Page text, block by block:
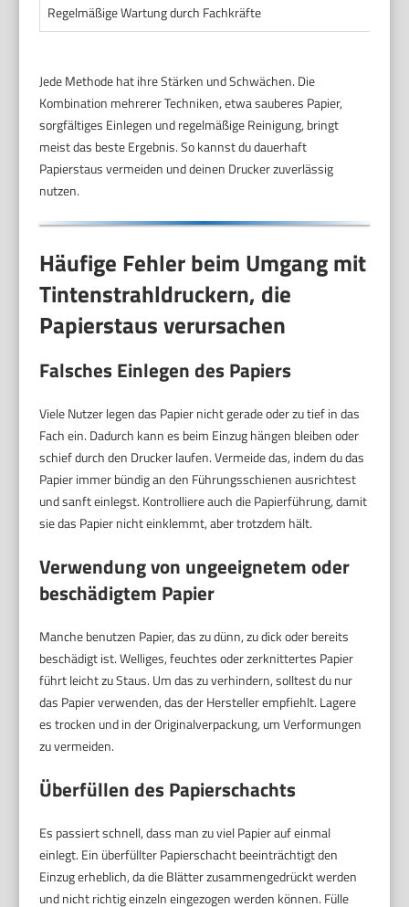
Regelmäßige Wartung durch Fachkräfte
Jede Methode hat ihre Stärken und Schwächen. Die
Kombination mehrerer Techniken, etwa sauberes Papier,
sorgfältiges Einlegen und regelmäßige Reinigung, bringt
meist das beste Ergebnis. So kannst du dauerhaft
Papierstaus vermeiden und deinen Drucker zuverlässig
nutzen.
Häufige Fehler beim Umgang mit
Tintenstrahldruckern, die
Papierstaus verursachen
Falsches Einlegen des Papiers
Viele Nutzer legen das Papier nicht gerade oder zu tief in das
Fach ein. Dadurch kann es beim Einzug hängen bleiben oder
schief durch den Drucker laufen. Vermeide das, indem du das
Papier immer bündig an den Führungsschienen ausrichtest
und sanft einlegst. Kontrolliere auch die Papierführung, damit
sie das Papier nicht einklemmt, aber trotzdem hält.
Verwendung von ungeeignetem oder
beschädigtem Papier
Manche benutzen Papier, das zu dünn, zu dick oder bereits
beschädigt ist. Welliges, feuchtes oder zerknittertes Papier
führt leicht zu Staus. Um das zu verhindern, solltest du nur
das Papier verwenden, das der Hersteller empfiehlt. Lagere
es trocken und in der Originalverpackung, um Verformungen
zu vermeiden.
Überfüllen des Papierschachts
Es passiert schnell, dass man zu viel Papier auf einmal
einlegt. Ein überfüllter Papierschacht beeinträchtigt den
Einzug erheblich, da die Blätter zusammengedrückt werden
und nicht richtig einzeln eingezogen werden können. Fülle